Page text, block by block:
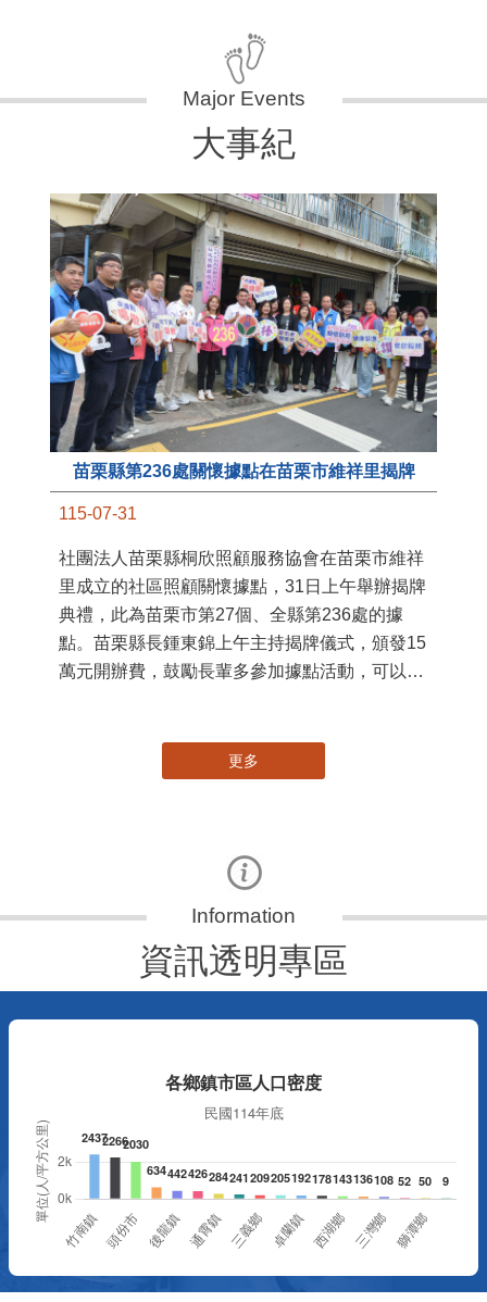
大事紀
苗栗縣第236處關懷據點在苗栗市維祥里揭牌
115-07-31
社團法人苗栗縣桐欣照顧服務協會在苗栗市維祥
里成立的社區照顧關懷據點，31日上午舉辦揭牌
典禮，此為苗栗市第27個、全縣第236處的據
點。苗栗縣長鍾東錦上午主持揭牌儀式，頒發15
萬元開辦費，鼓勵長輩多參加據點活動，可以更
更多
資訊透明專區